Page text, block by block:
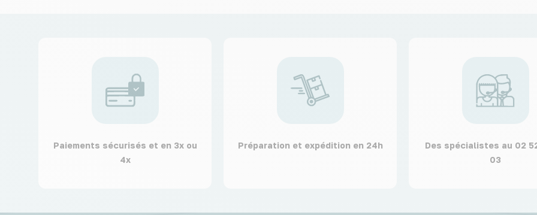
Paiements sécurisés et en 3x ou
4x
Préparation et expédition en 24h
Des spécialistes au 02
03